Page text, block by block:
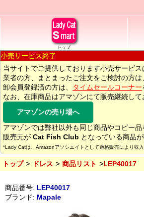
トップ
小売サービス終了
当サイトでご提供しております小売サービ
業者の方、まとまったご注文をご検討の方は
卸会員登録済の方は、
タイムセールコーナー
なお、在庫商品はアマゾンにて販売継続して
アマゾンの売り場へ
アマゾンでは弊社以外も同じ商品やコピー品
販売元が Cat Fish Club となっている商品
*Lady Catは、Amazonアソシエイトとして適格販売により収入
トップ ドレス 商品リスト LEP40017
商品番号: LEP40017
ブランド: Mapale